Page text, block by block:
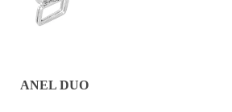
ANEL DUO